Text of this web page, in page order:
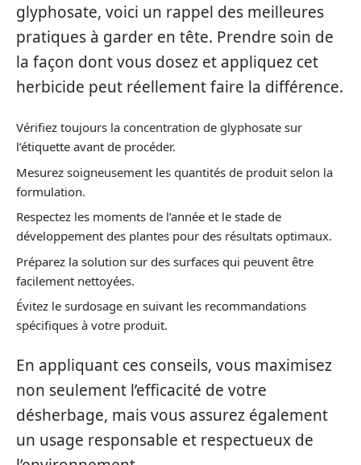
glyphosate, voici un rappel des meilleures
pratiques à garder en tête. Prendre soin de
la façon dont vous dosez et appliquez cet
herbicide peut réellement faire la différence.
Vérifiez toujours la concentration de glyphosate sur
l’étiquette avant de procéder.
Mesurez soigneusement les quantités de produit selon la
formulation.
Respectez les moments de l’année et le stade de
développement des plantes pour des résultats optimaux.
Préparez la solution sur des surfaces qui peuvent être
facilement nettoyées.
Évitez le surdosage en suivant les recommandations
spécifiques à votre produit.
En appliquant ces conseils, vous maximisez
non seulement l’efficacité de votre
désherbage, mais vous assurez également
un usage responsable et respectueux de